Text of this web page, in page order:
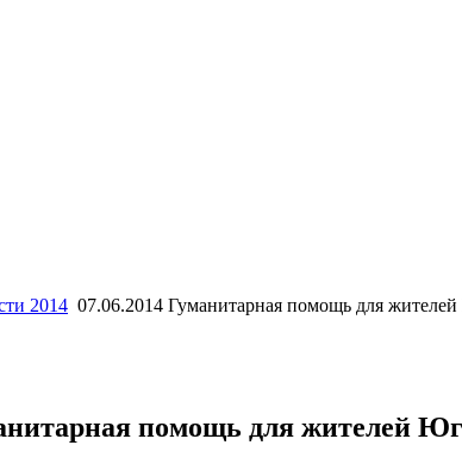
2014 07.06.2014 Гуманитарная помощь для
помощь для жителей